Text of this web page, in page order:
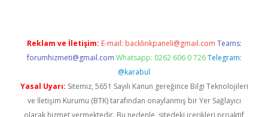
Reklam ve İletişim: E-mail: backlinkpaneli@gmail.com Teams:
forumhizmeti@gmail.com Whatsapp: 0262 606 0 726 Telegram:
@karabul
Yasal Uyarı: Sitemiz, 5651 Sayılı Kanun gereğince Bilgi Teknolojileri
ve İletişim Kurumu (BTK) tarafından onaylanmış bir Yer Sağlayıcı
olarak hizmet vermektedir. Bu nedenle, sitedeki içerikleri proaktif